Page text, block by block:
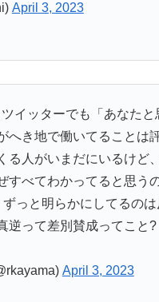
April 3, 2023
イッターでも「あなたと
へき地で働いてることは
る人がいまだにいるけど
すべてわかってると思う
っと明らかにしてるのは
逆って差別賛成ってこと?
April 3, 2023